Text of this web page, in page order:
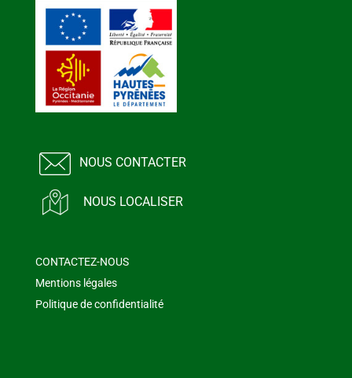
NOUS CONTACTER
NOUS LOCALISER
CONTACTEZ-NOUS
Mentions légales
Politique de confidentialité